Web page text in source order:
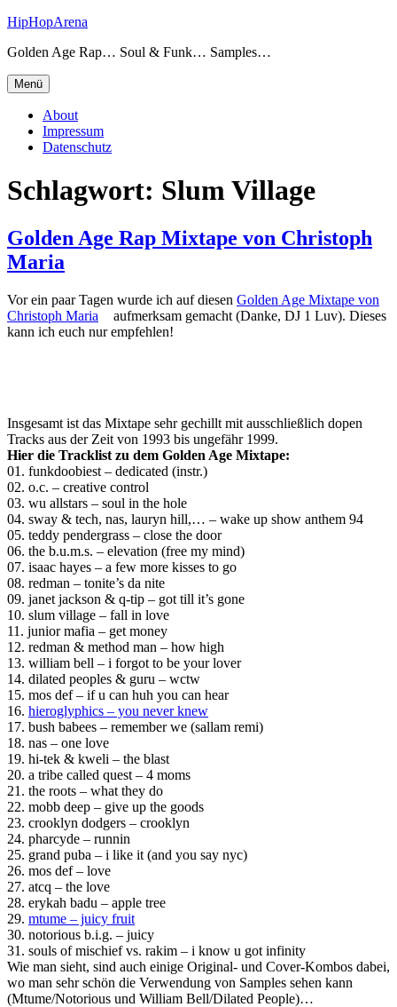
Zum
springen
HipHopArena
Golden Age Rap… Soul & Funk… Samples…
Menü
About
Impressum
Datenschutz
Schlagwort: Slum Village
Golden Age Rap Mixtape von Christoph
Maria
Vor ein paar Tagen wurde ich auf diesen Golden Age Mixtape von
Christoph Maria
aufmerksam gemacht (Danke, DJ 1 Luv). Dieses
kann ich euch nur empfehlen!
Insgesamt ist das Mixtape sehr gechillt mit ausschließlich dopen
Tracks aus der Zeit von 1993 bis ungefähr 1999.
Hier die Tracklist zu dem Golden Age Mixtape:
01. funkdoobiest – dedicated (instr.)
02. o.c. – creative control
03. wu allstars – soul in the hole
04. sway & tech, nas, lauryn hill,… – wake up show anthem 94
05. teddy pendergrass – close the door
06. the b.u.m.s. – elevation (free my mind)
07. isaac hayes – a few more kisses to go
08. redman – tonite’s da nite
09. janet jackson & q-tip – got till it’s gone
10. slum village – fall in love
11. junior mafia – get money
12. redman & method man – how high
13. william bell – i forgot to be your lover
14. dilated peoples & guru – wctw
15. mos def – if u can huh you can hear
16. hieroglyphics – you never knew
17. bush babees – remember we (sallam remi)
18. nas – one love
19. hi-tek & kweli – the blast
20. a tribe called quest – 4 moms
21. the roots – what they do
22. mobb deep – give up the goods
23. crooklyn dodgers – crooklyn
24. pharcyde – runnin
25. grand puba – i like it (and you say nyc)
26. mos def – love
27. atcq – the love
28. erykah badu – apple tree
29. mtume – juicy fruit
30. notorious b.i.g. – juicy
31. souls of mischief vs. rakim – i know u got infinity
Wie man sieht, sind auch einige Original- und Cover-Kombos dabei,
wo man sehr schön die Verwendung von Samples sehen kann
(Mtume/Notorious und William Bell/Dilated People)…